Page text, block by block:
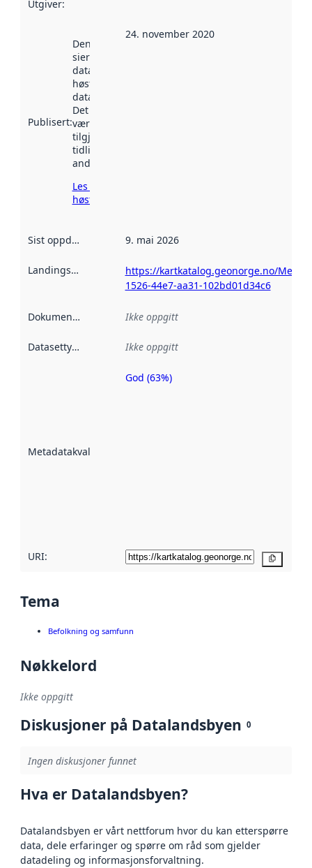
Utgiver:
Publisert:
Denne datoen
sier når
datasettet ble
høstet av
data.norge.no.
Det kan ha
vært
tilgjengelig
tidligere
andre steder.
Les mer om
høsting her
24. november 2020
Sist oppdatert 9. mai 2026
Landingsside
https://kartkatalog.geonorge.no/
1526-44e7-aa31-102bd01d34c6
Dokumentasjon Ikke oppgitt
Datasettype Ikke oppgitt
Metadatakvalitet
Metadatakvalitet
God (63%)
URI:
Tema
Befolkning og samfunn
Nøkkelord
Ikke oppgitt
Diskusjoner på Datalandsbyen 0
Ingen diskusjoner funnet
Hva er Datalandsbyen?
Datalandsbyen er vårt nettforum hvor du kan etterspørre
data, dele erfaringer og spørre om råd som gjelder
datadeling og informasjonsforvaltning.